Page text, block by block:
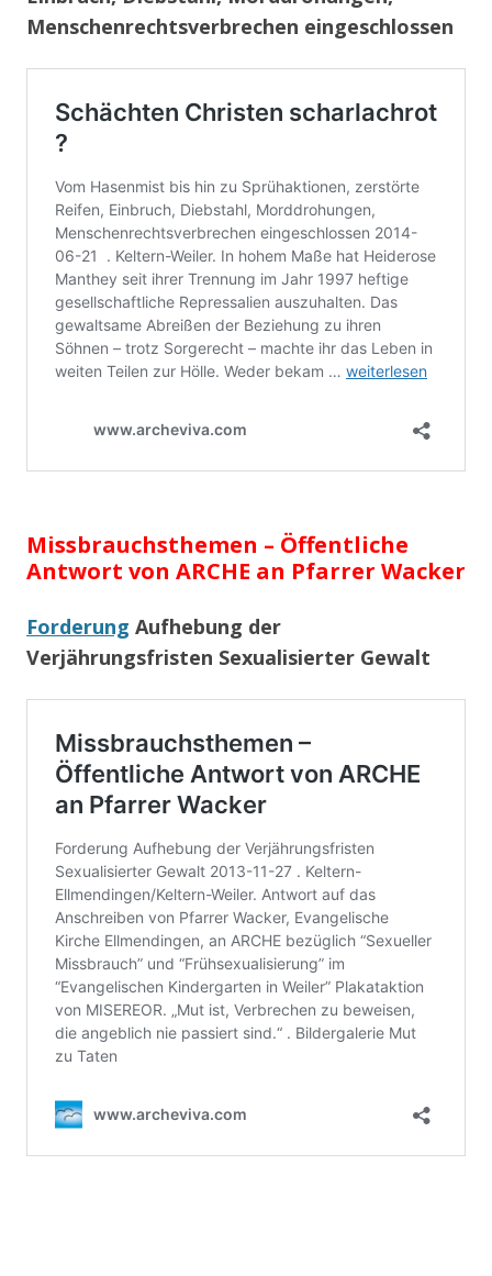
Menschenrechtsverbrechen eingeschlossen
Missbrauchsthemen – Öffentliche
Antwort von ARCHE an Pfarrer Wacker
Forderung Aufhebung der
Verjährungsfristen Sexualisierter Gewalt